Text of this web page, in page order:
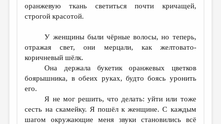
оранжевую ткань светиться почти кричащей,
строгой красотой.
У женщины были чёрные волосы, но теперь,
отражая свет, они мерцали, как желтовато-
коричневый шёлк.
Она держала букетик оранжевых цветков
боярышника, в обеих руках, будто боясь уронить
его.
Я не мог решить, что делать: уйти или тоже
сесть на скамейку. Я пошёл к женщине. С каждым
шагом окружающие меня звуки становились всё